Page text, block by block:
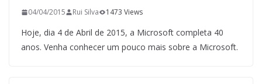
04/04/2015 Rui Silva 1473 Views
Hoje, dia 4 de Abril de 2015, a Microsoft completa 40
anos. Venha conhecer um pouco mais sobre a Microsoft.